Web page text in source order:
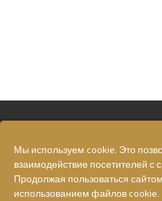
Мы используем cookie. Это
взаимодействие посетителей с
Продолжая пользоваться
использованием файлов cookie.
Меню